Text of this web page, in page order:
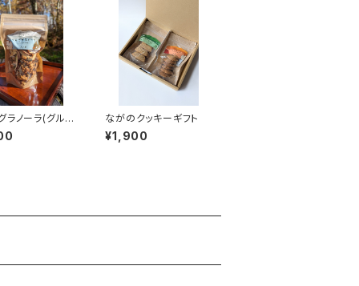
ラノーラ(グルテ
)
ながのクッキーギフト
¥1,900